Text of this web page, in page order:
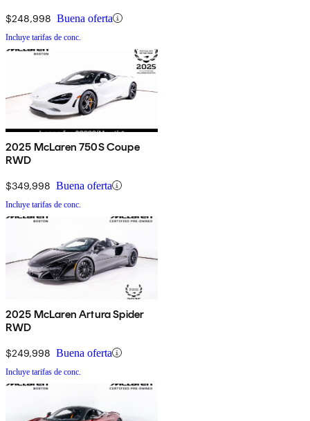
$248,998 Buena oferta
Incluye tarifas de conc.
2025 McLaren 750S Coupe
RWD
$349,998 Buena oferta
Incluye tarifas de conc.
2025 McLaren Artura Spider
RWD
$249,998 Buena oferta
Incluye tarifas de conc.